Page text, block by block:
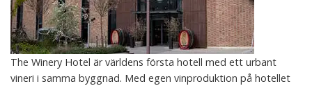
The Winery Hotel är världens första hotell med ett urbant
vineri i samma byggnad. Med egen vinproduktion på hotellet